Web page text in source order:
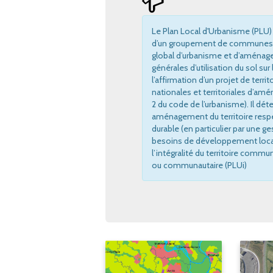
Le Plan Local d'Urbanisme
d’un groupement de
global d’urbanisme et
générales d’utilisation du sol
l’affirmation d’un projet de
nationales et territoriales
2 du code de l’urbanisme). Il
aménagement du territoire
durable (en particulier par une
besoins de développement
l’intégralité du territoire
ou communautaire (PLUi)